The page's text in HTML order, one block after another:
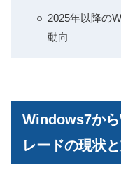
2025年以降の
動向
Windows7か
レードの現状